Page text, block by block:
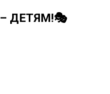
ДЕТЯМ!🎭